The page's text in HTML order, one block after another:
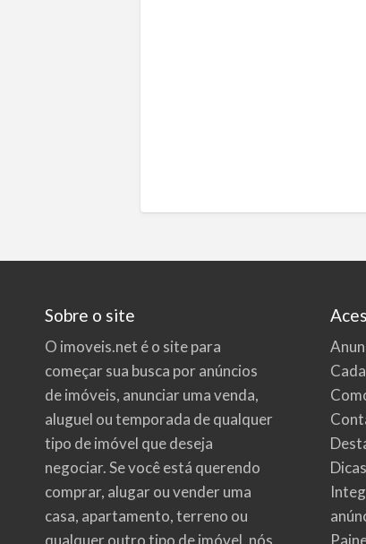
Sobre o site
O imoveis.net é o site para
começar sua busca poranúncios
de imóveis, anunciar uma venda,
aluguel ou temporada de qualquer
tipo de imóvel que deseja
negociar. Se você está querendo
comprar, alugar ou vender uma
casa, apartamento, terreno ou
qualquer outro tipo de imóvel, nós